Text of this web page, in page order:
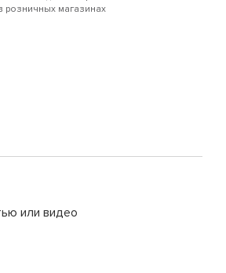
розничных магазинах
или видео